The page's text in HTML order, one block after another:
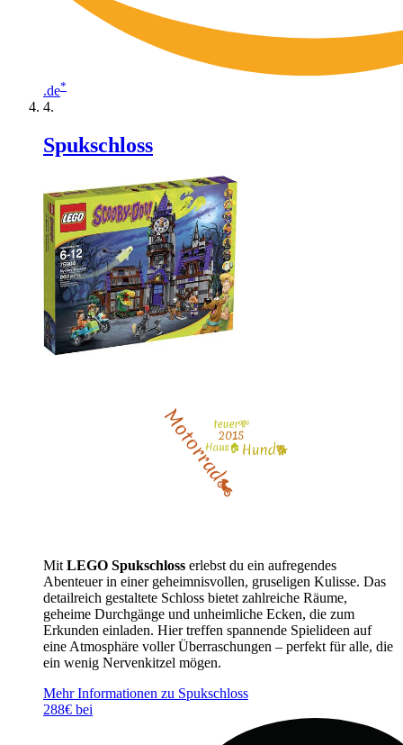
.de*
Spukschloss
Mit LEGO Spukschloss erlebst du ein aufregendes
Abenteuer in einer geheimnisvollen, gruseligen Kulisse. Das
detailreich gestaltete Schloss bietet zahlreiche Räume,
geheime Durchgänge und unheimliche Ecken, die zum
Erkunden einladen. Hier treffen spannende Spielideen auf
eine Atmosphäre voller Überraschungen – perfekt für alle, die
ein wenig Nervenkitzel mögen.
Mehr Informationen zu Spukschloss
288€ bei